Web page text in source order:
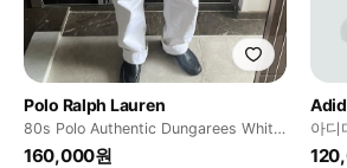
Polo Ralph Lauren
80s Polo Authentic Dungarees White
Denim
160,000원
아디
시드